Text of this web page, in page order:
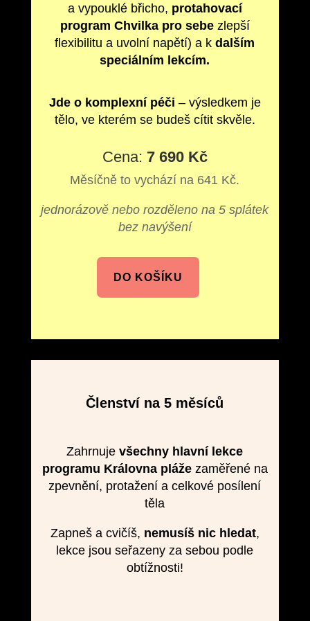
a vypouklé břicho, protahovací
program Chvilka pro sebezlepší
flexibilitu a uvolní napětí) a kdalším
speciálním lekcím.
Jde o komplexní péči – výsledkem je
tělo, ve kterém se budeš cítit skvěle.
Cena: 7 690 Kč
Měsíčně to vychází na 641 Kč.
jednorázově nebo rozděleno na 5 splátek
bez navýšení
DO KOŠÍKU
Členství na 5 měsíců
Zahrnujevšechny hlavní lekce
programu Královna plážezaměřené na
zpevnění, protažení a celkové posílení
těla
Zapneš a cvičíš, nemusíš nic hledat,
lekce jsou seřazeny za sebou podle
obtížnosti!